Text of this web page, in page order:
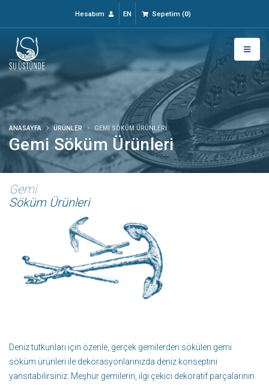
Hesabım EN Sepetim (0)
Gemi Söküm Ürünleri
ANASAYFA ÜRÜNLER GEMI SÖKÜM ÜRÜNLERI
Gemi
Söküm Ürünleri
Deniz tutkunları için özenle, gerçek gemilerden sökülen gemi
söküm ürünleri ile dekorasyonlarınızda deniz konseptini
yansıtabilirsiniz. Meşhur gemilerin, ilgi çekici dekoratif parçalarının